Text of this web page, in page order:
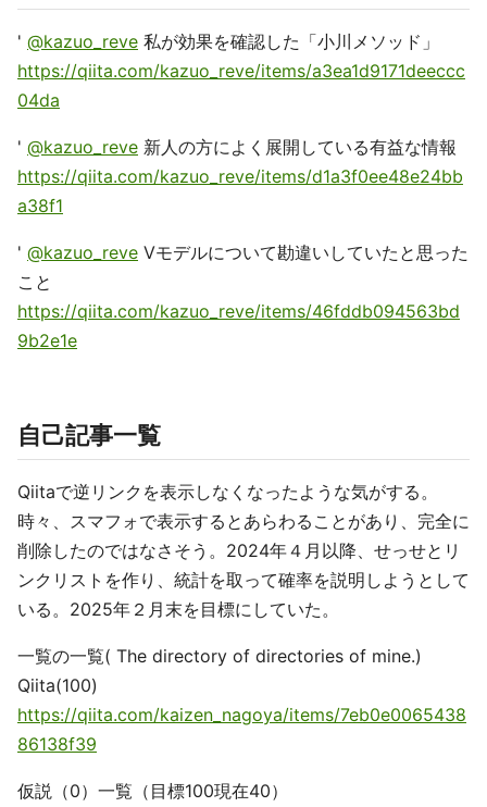
' @kazuo_reve 私が効果を確認した「小川メソッド」
https://qiita.com/kazuo_reve/items/a3ea1d9171deeccc
04da
' @kazuo_reve 新人の方によく展開している有益な情報
https://qiita.com/kazuo_reve/items/d1a3f0ee48e24bb
a38f1
' @kazuo_reve Vモデルについて勘違いしていたと思った
こと
https://qiita.com/kazuo_reve/items/46fddb094563bd
9b2e1e
自己記事一覧
Qiitaで逆リンクを表示しなくなったような気がする。
時々、スマフォで表示するとあらわることがあり、完全に
削除したのではなさそう。2024年４月以降、せっせとリ
ンクリストを作り、統計を取って確率を説明しようとして
いる。2025年２月末を目標にしていた。
一覧の一覧( The directory of directories of mine.)
Qiita(100)
https://qiita.com/kaizen_nagoya/items/7eb0e0065438
86138f39
仮説（0）一覧（目標100現在40）